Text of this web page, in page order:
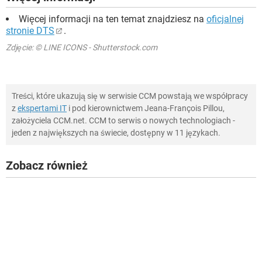
Więcej informacji na ten temat znajdziesz na oficjalnej
stronie DTS
.
Zdjęcie: © LINE ICONS - Shutterstock.com
Treści, które ukazują się w serwisie CCM powstają we współpracy
zekspertami IT i pod kierownictwem Jeana-François Pillou,
założyciela CCM.net. CCM to serwis o nowych technologiach -
jeden z największych na świecie, dostępny w 11 językach.
Zobacz również